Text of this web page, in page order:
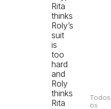
Rita
thinks
Roly’s
suit
is
too
hard
and
Roly
thinks
Rita
Todos
os